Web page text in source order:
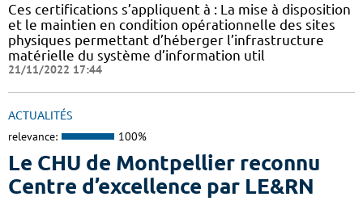
Ces certifications s’appliquent à : La mise à disposition
et le maintien en condition opérationnelle des sites
physiques permettant d’héberger l’infrastructure
matérielle du système d’information util
21/11/2022 17:44
ACTUALITÉS
relevance: 100%
Le CHU de Montpellier reconnu
Centre d’excellence par LE&RN